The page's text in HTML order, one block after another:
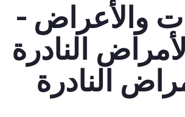
والأعراض -
النادرة
النادرة